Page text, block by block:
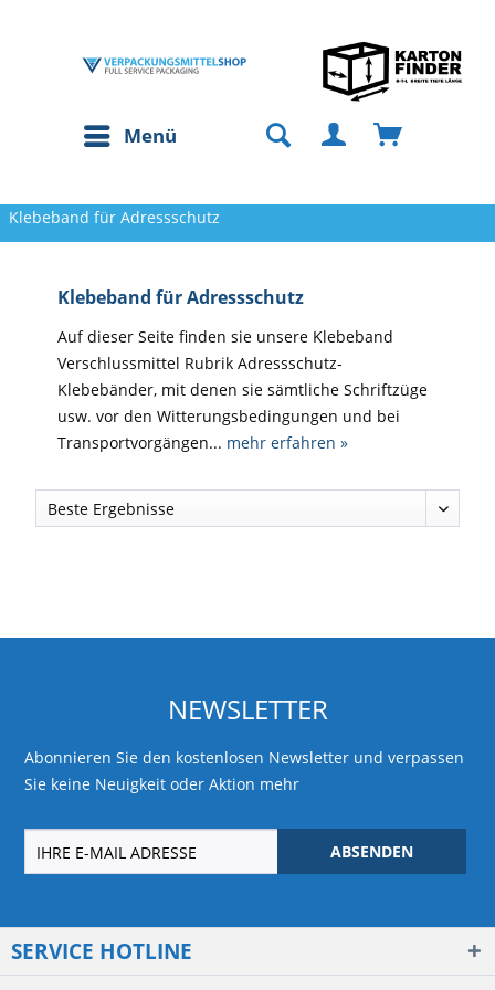
Menü
Klebeband für Adressschutz
Klebeband für Adressschutz
Auf dieser Seite finden sie unsere Klebeband
Verschlussmittel Rubrik Adressschutz-
Klebebänder, mit denen sie sämtliche Schriftzüge
usw. vor den Witterungsbedingungen und bei
Transportvorgängen... mehr erfahren »
NEWSLETTER
Abonnieren Sie den kostenlosen Newsletter und verpassen
Sie keine Neuigkeit oder Aktion mehr
ABSENDEN
SERVICE HOTLINE